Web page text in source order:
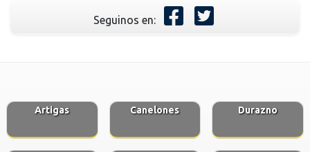
Seguinos en:
Artigas Canelones Durazno